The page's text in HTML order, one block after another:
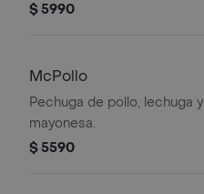
$ 5990
McPollo
Pechuga de pollo, lechuga y
mayonesa.
$ 5590